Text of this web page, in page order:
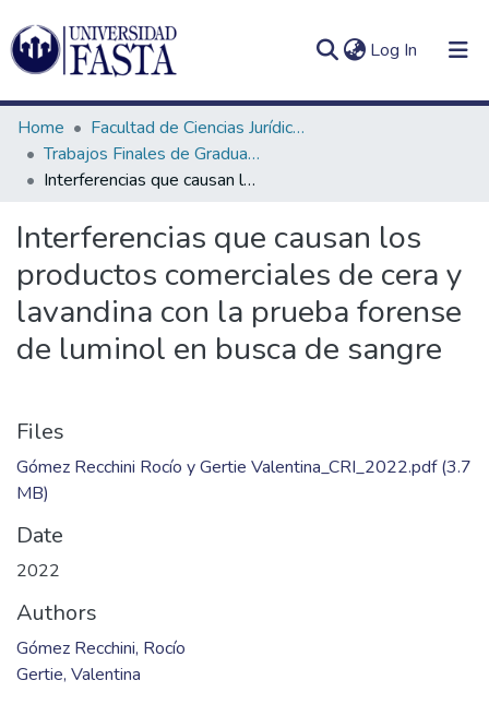
Log In (current)
Communities
&
Collections
All of DSpace
In(current)
Home
Facultad de Ciencias Jurídicas y Sociales
Trabajos Finales de Graduación Licenciatura en Criminalística
Interferencias que causan los productos comerciales de cera y lavandina con la prueba forense de luminol en busca de sangre
Interferencias que causan los
productos comerciales de cera y
lavandina con la prueba forense
de luminol en busca de sangre
Files
Gómez Recchini Rocío y Gertie Valentina_CRI_2022.pdf(3.7
MB)
Date
2022
Authors
Gómez Recchini, Rocío
Gertie, Valentina